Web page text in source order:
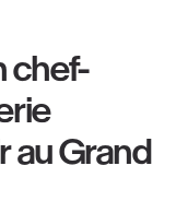
chef-
au Grand